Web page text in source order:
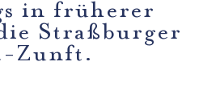
in früherer
Straßburger
Zunft.